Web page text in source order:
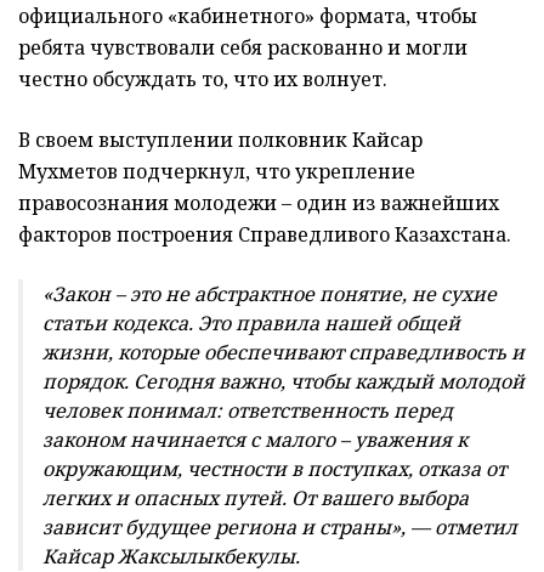
официального «кабинетного» формата, чтобы
ребята чувствовали себя раскованно и могли
честно обсуждать то, что их волнует.
В своем выступлении полковник Кайсар
Мухметов подчеркнул, что укрепление
правосознания молодежи – один из важнейших
факторов построения Справедливого Казахстана.
«Закон– это не абстрактное понятие, не сухие
статьи кодекса. Это правила нашей общей
жизни, которые обеспечивают справедливость и
порядок. Сегодня важно, чтобы каждый молодой
человек понимал: ответственность перед
законом начинается с малого–уважения к
окружающим, честности в поступках, отказа от
легких и опасных путей. От вашего выбора
зависит будущее региона и страны», —отметил
Кайсар Жаксылыкбекулы.